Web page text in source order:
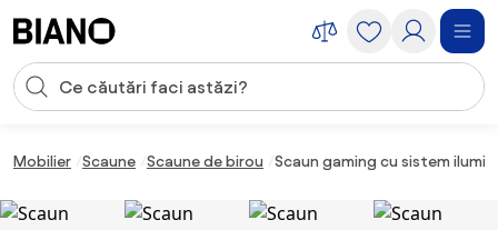
Introducerea căutării
Mobilier Scaune Scaune de birou Scaun gaming cu sistem